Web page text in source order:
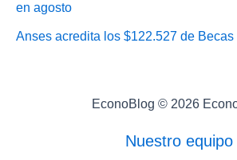
en agosto
Anses acredita los $122.527 de
EconoBlog © 2026
Nuestro equipo